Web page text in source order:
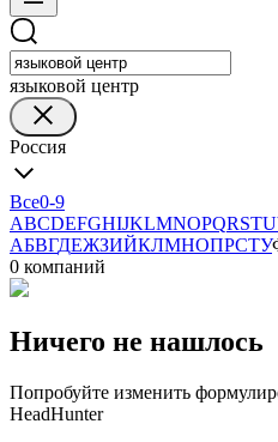
языковой центр
Россия
Все0-9
ABCDEFGHIJKLMNOPQRSTU
АБВГДЕЖЗИЙКЛМНОПРСТУ
0 компаний
Ничего не нашлось
Попробуйте изменить
HeadHunter